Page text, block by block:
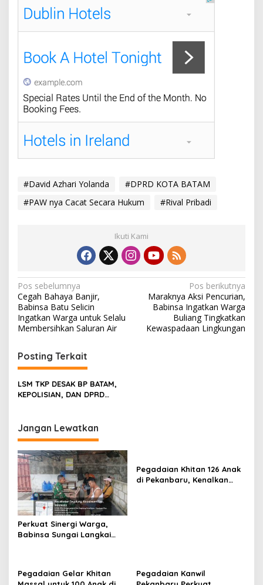
#David Azhari Yolanda
#DPRD KOTA BATAM
#PAW nya Cacat Secara Hukum
#Rival Pribadi
Ikuti Kami
N
a
v
g
a
s
p
o
s
Pos sebelumnya
Cegah Bahaya Banjir,
Babinsa Batu Selicin
Ingatkan Warga untuk Selalu
Membersihkan Saluran Air
Pos berikutnya
Maraknya Aksi Pencurian,
Babinsa Ingatkan Warga
Buliang Tingkatkan
Kewaspadaan Lingkungan
Posting Terkait
LSM TKP DESAK BP BATAM,
KEPOLISIAN, DAN DPRD
TANJUNG KASAM JANGAN
DIBIARKAN
Jangan Lewatkan
Perkuat Sinergi Warga,
Babinsa Sungai Langkai
Pegadaian Khitan 126 Anak
di Pekanbaru, Kenalkan
Pegadaian Gelar Khitan
Pegadaian Kanwil